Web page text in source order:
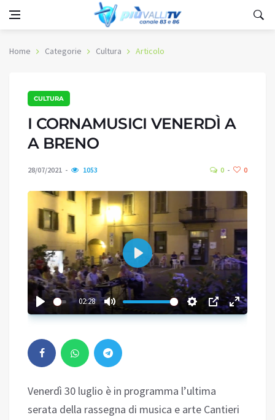
Home Categorie Cultura Articolo
CULTURA
I CORNAMUSICI VENERDÌ A
A BRENO
28/07/2021 1053 0 0
02:28
Play
Venerdì 30 luglio è in programma l’ultima
serata della rassegna di musica e arte Cantieri